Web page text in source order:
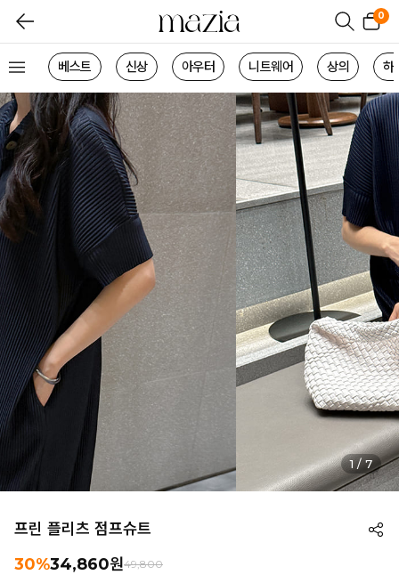
0
베스트 신상 아우터 니트웨어 상의 하
1 / 7
프린 플리츠 점프슈트
30%34,860원49,800